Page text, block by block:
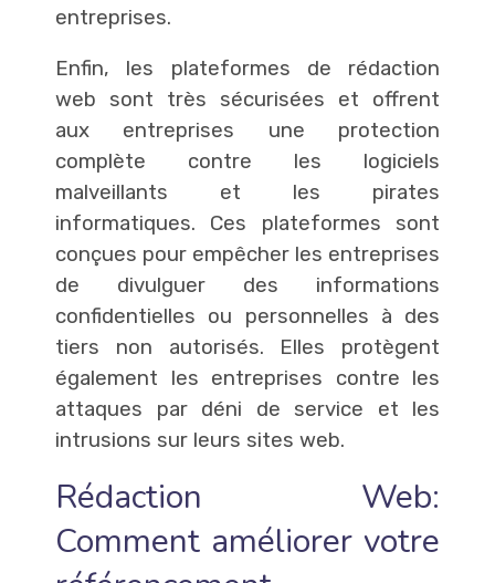
entreprises.
Enfin, les plateformes de rédaction
web sont très sécurisées et offrent
aux entreprises une protection
complète contre les logiciels
malveillants et les pirates
informatiques. Ces plateformes sont
conçues pour empêcher les entreprises
de divulguer des informations
confidentielles ou personnelles à des
tiers non autorisés. Elles protègent
également les entreprises contre les
attaques par déni de service et les
intrusions sur leurs sites web.
Rédaction Web:
Comment améliorer votre